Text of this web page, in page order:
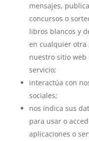
mensajes,
concursos o
libros blancos y
en cualquier otra
nuestro sitio
servicio;
interactúa con
sociales;
nos indica sus
para usar o
aplicaciones o